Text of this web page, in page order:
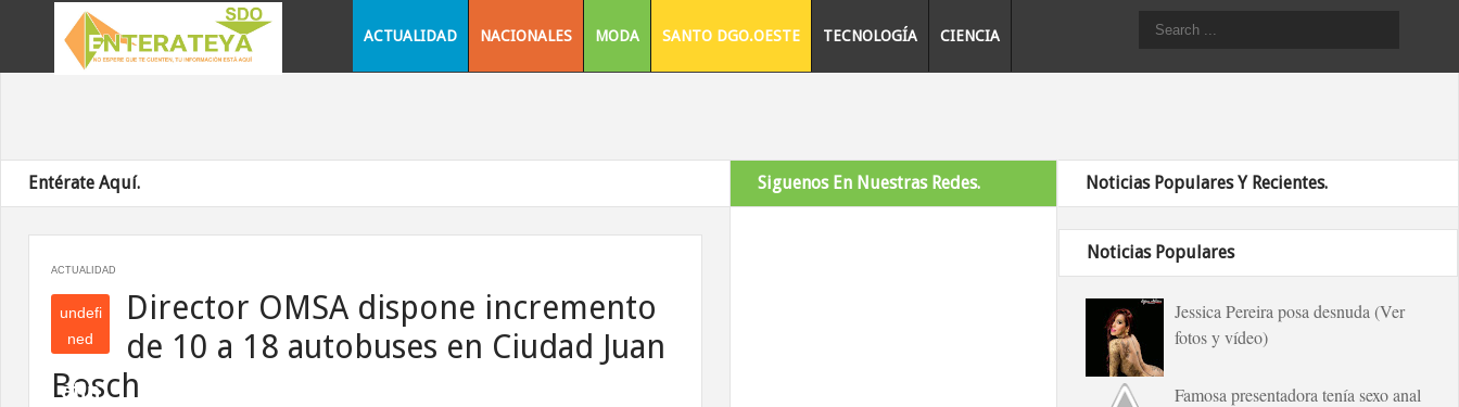
ACTUALIDAD NACIONALES MODA SANTO DGO.OESTE TECNOLOGÍA CIENCIA
Entérate Aquí.
ACTUALIDAD
undefi
ned
efin
Director OMSA dispone incremento
de 10 a 18 autobuses en Ciudad Juan
Bosch
Siguenos En Nuestras Redes. Noticias Populares Y Recientes.
Noticias Populares
Jessica Pereira posa desnuda (Ver
fotos y vídeo)
Famosa presentadora tenía sexo anal